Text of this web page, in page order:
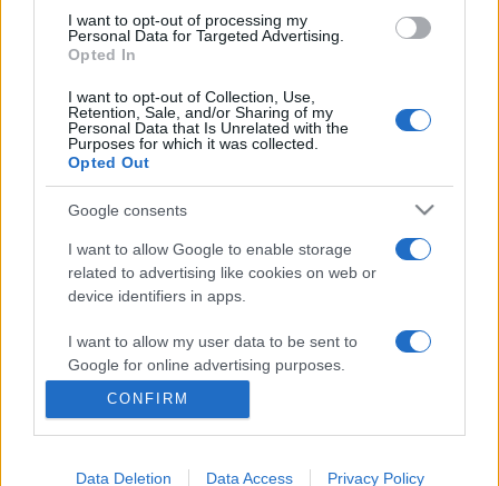
I want to opt-out of processing my
Personal Data for Targeted Advertising.
Opted In
I want to opt-out of Collection, Use,
Retention, Sale, and/or Sharing of my
Personal Data that Is Unrelated with the
Purposes for which it was collected.
Opted Out
Google consents
I want to allow Google to enable storage
related to advertising like cookies on web or
device identifiers in apps.
I want to allow my user data to be sent to
Google for online advertising purposes.
personalized advertising.
I want to allow Google to enable storage
CONFIRM
Data Deletion Data Access Privacy Policy
A Kabóciádét ezúttal a Veszprémi Várban, a Szaléziánumban
ceremóniával.
MEGOSZTÁS